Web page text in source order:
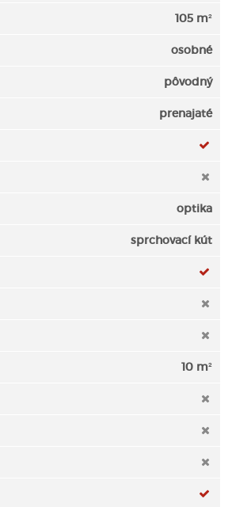
105 m²
osobné
pôvodný
prenajaté
optika
sprchovací kút
10 m²